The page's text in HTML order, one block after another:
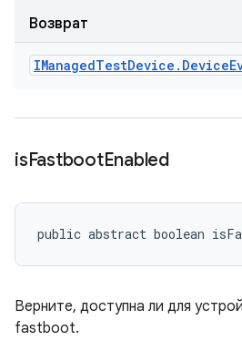
Возврат
IManagedTestDevice . Device
isFastbootEnabled
public abstract boolean
Верните, доступна ли для
fastboot.